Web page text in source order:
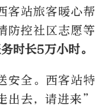
客站旅客暖心帮
防控社区志愿等
时长5万小时。
安全。西客站特
出去，请进来”